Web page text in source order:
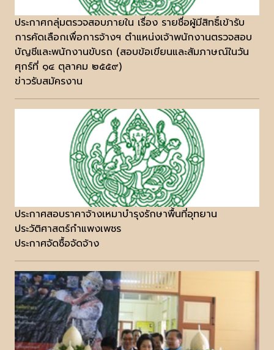
ประกาศกลุ่มตรวจสอบภายใน เรื่อง รายชื่อผู้มีสิทธิ์เข้ารับ
การคัดเลือกเพื่อการจ้างฯ ตำแหน่งเจ้าพนักงานตรวจสอบ
บัญชีและพนักงานขับรถ (สอบข้อเขียนและสัมภาษณ์ในวัน
ศุกร์ที่ ๑๔ ตุลาคม ๒๕๕๙)
ข่าวรับสมัครงาน
ประกาศสอบราคาจ้างเหมาบำรุงรักษาพื้นที่อุทยาน
ประวัติศาสตร์กำแพงเพชร
ประกาศจัดซื้อจัดจ้าง